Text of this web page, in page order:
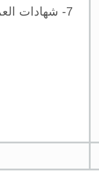
7- شهادات